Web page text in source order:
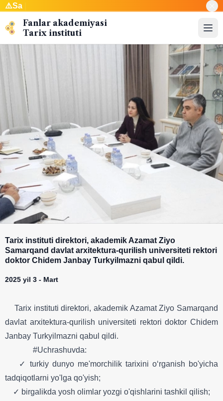
⚠️Sayt sin
Fanlar akademiyasi
Tarix instituti
Tarix instituti direktori, akademik Azamat Ziyo
Samarqand davlat arxitektura-qurilish universiteti rektori
doktor Chidem Janbay Turkyilmazni qabul qildi.
2025 yil 3 - Mart
Tarix instituti direktori, akademik Azamat Ziyo Samarqand
davlat arxitektura-qurilish universiteti rektori doktor Chidem
Janbay Turkyilmazni qabul qildi.
#Uchrashuvda:
✓ turkiy dunyo me'morchilik tarixini o‘rganish bo'yicha
tadqiqotlarni yo'lga qo'yish;
✓ birgalikda yosh olimlar yozgi o'qishlarini tashkil qilish;